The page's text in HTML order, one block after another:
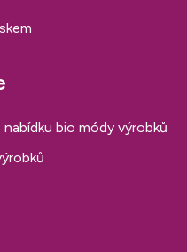
bio módy výrobků